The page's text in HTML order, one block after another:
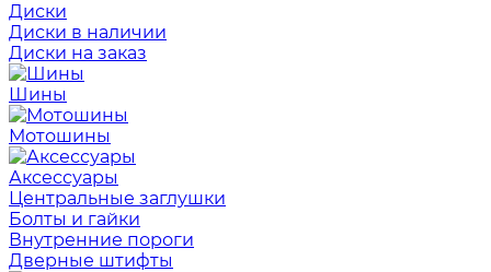
Диски
Диски в наличии
Диски на заказ
Шины
Мотошины
Аксессуары
Центральные заглушки
Болты и гайки
Внутренние пороги
Дверные штифты